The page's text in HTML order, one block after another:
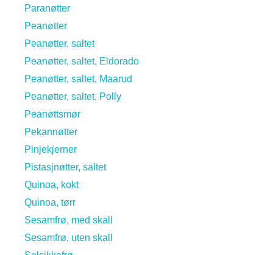
Paranøtter
Peanøtter
Peanøtter, saltet
Peanøtter, saltet, Eldorado
Peanøtter, saltet, Maarud
Peanøtter, saltet, Polly
Peanøttsmør
Pekannøtter
Pinjekjerner
Pistasjnøtter, saltet
Quinoa, kokt
Quinoa, tørr
Sesamfrø, med skall
Sesamfrø, uten skall